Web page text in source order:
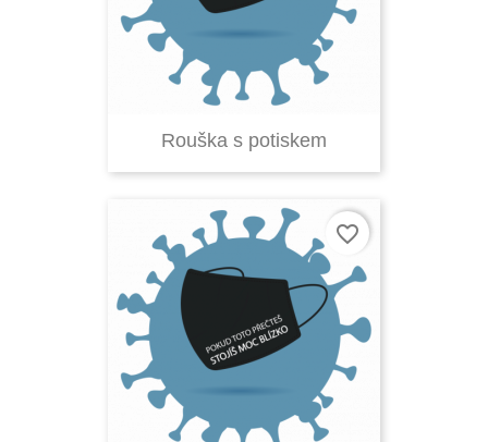
Rouška s potiskem
favorite_border